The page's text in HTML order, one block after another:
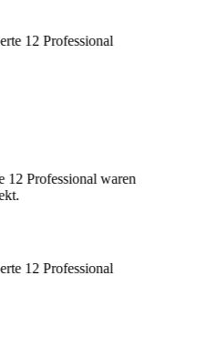
12 Professional
Professional waren
12 Professional